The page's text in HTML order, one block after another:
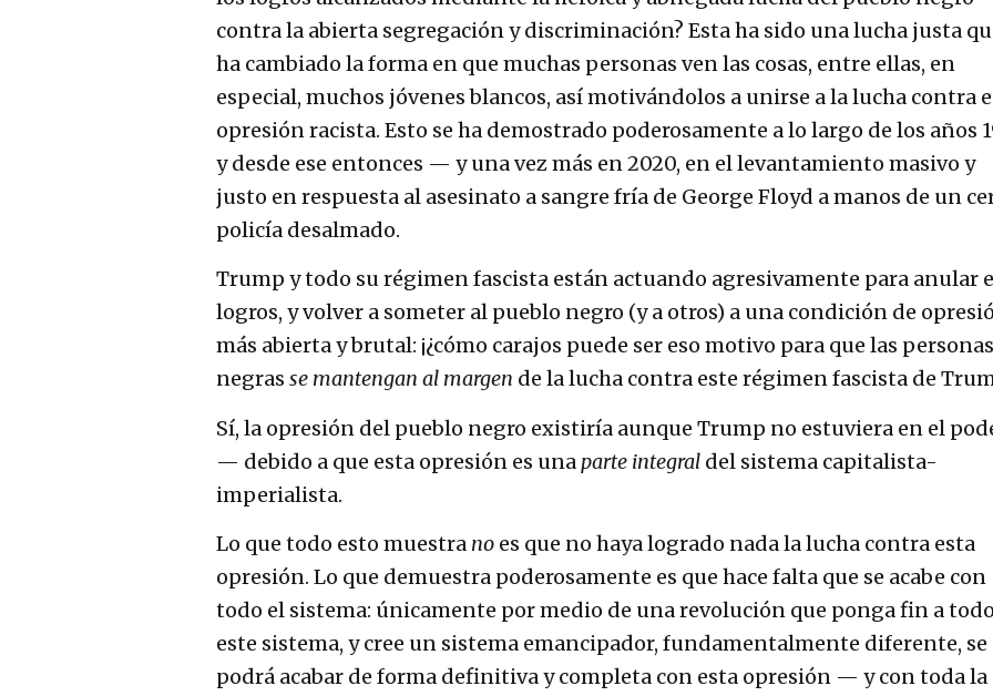
contra la abierta segregación y discriminación? Esta ha sido una lucha justa
ha cambiado la forma en que muchas personas ven las cosas, entre ellas, en
especial, muchos jóvenes blancos, así motivándolos a unirse a la lucha contra
opresión racista. Esto se ha demostrado poderosamente a lo largo de los años
y desde ese entonces — y una vez más en 2020, en el levantamiento masivo y
justo en respuesta al asesinato a sangre fría de George Floyd a manos de un
policía desalmado.
Trump y todo su régimen fascista están actuando agresivamente para anular
logros, y volver a someter al pueblo negro (y a otros) a una condición de
más abierta y brutal: ¡¿cómo carajos puede ser eso motivo para que las personas
negras se mantengan al margen de la lucha contra este régimen fascista de
Sí, la opresión del pueblo negro existiría aunque Trump no estuviera en el
— debido a que esta opresión es unaparte integral del sistema capitalista-
imperialista.
Lo que todo esto muestra no es que no haya logrado nada la lucha contra esta
opresión. Lo que demuestra poderosamente es que hace falta que se acabe con
todo el sistema: únicamente por medio de una revolución que ponga fin a todo
este sistema, y cree un sistema emancipador, fundamentalmente diferente, se
podrá acabar de forma definitiva y completa con esta opresión — y con toda la